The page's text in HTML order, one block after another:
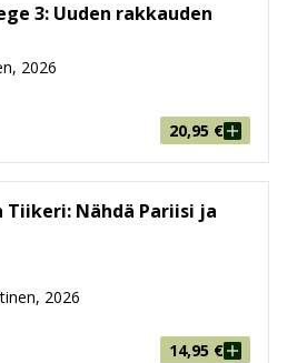
3: Uuden rakkauden
2026
20,95 €
Tiikeri: Nähdä Pariisi ja
2026
14,95 €